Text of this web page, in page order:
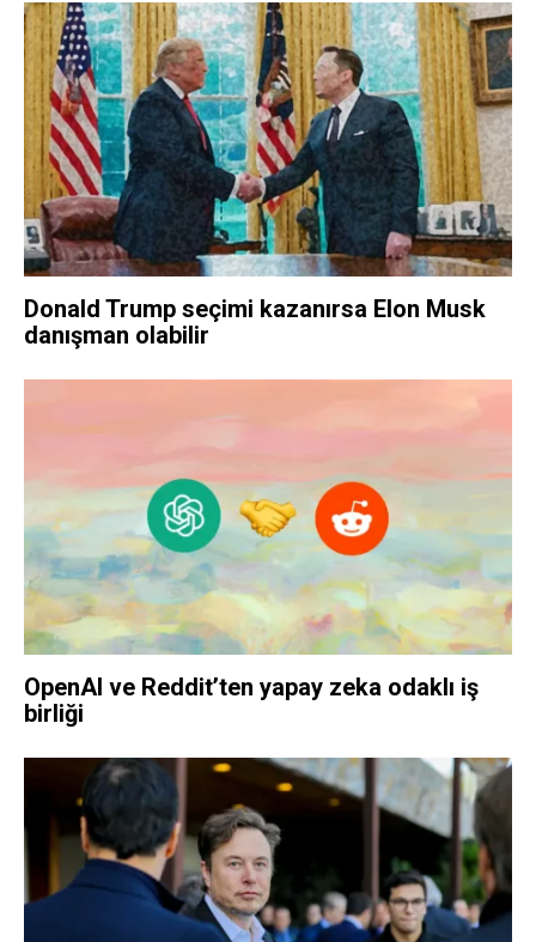
Donald Trump seçimi kazanırsa Elon Musk
danışman olabilir
OpenAI ve Reddit’ten yapay zeka odaklı iş
birliği